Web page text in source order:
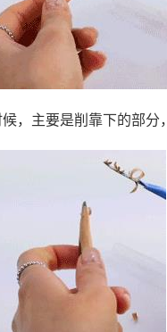
，主要是削靠下的部分